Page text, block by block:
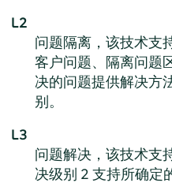
L2
问题隔离，该技术支
客户问题、隔离问题
决的问题提供解决方
别。
L3
问题解决，该技术支
决级别 2 支持所确定